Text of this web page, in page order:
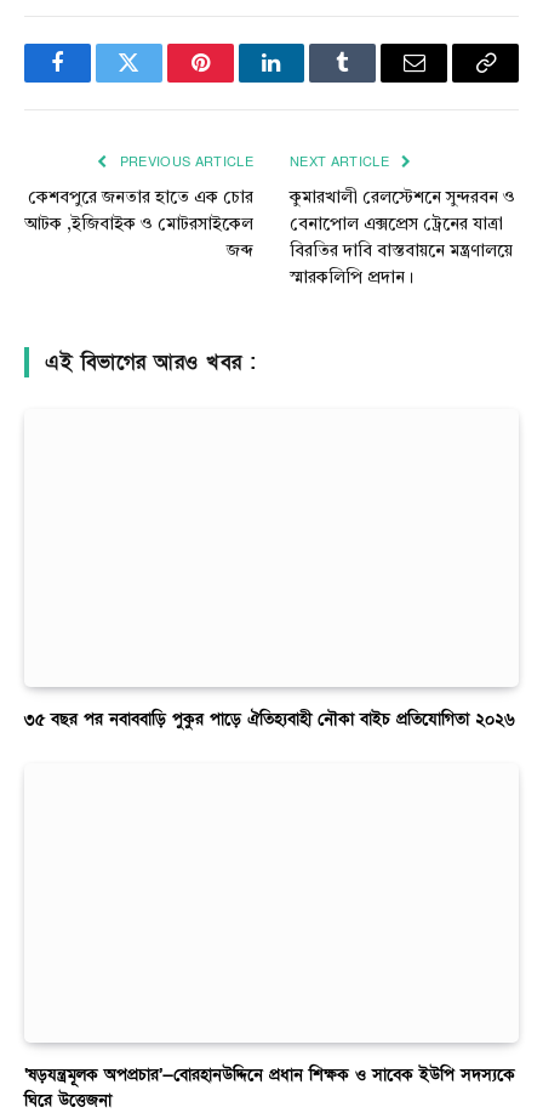
FacebookTwitter PinterestLinkedInTumblr Email
Copy
PREVIOUS ARTICLE
কেশবপুরে জনতার হাতে এক চোর
আটক ,ইজিবাইক ও মোটরসাইকেল
জব্দ
NEXT ARTICLE
কুমারখালী রেলস্টেশনে সুন্দরবন ও
বেনাপোল এক্সপ্রেস ট্রেনের যাত্রা
বিরতির দাবি বাস্তবায়নে মন্ত্রণালয়ে
স্মারকলিপি প্রদান।
এই বিভাগের আরও খবর :
৩৫ বছর পর নবাববাড়ি পুকুর পাড়ে ঐতিহ্যবাহী নৌকা বাইচ প্রতিযোগিতা ২০২৬
‘ষড়যন্ত্রমূলক অপপ্রচার’—বোরহানউদ্দিনে প্রধান শিক্ষক ও সাবেক ইউপি সদস্যকে
ঘিরে উত্তেজনা